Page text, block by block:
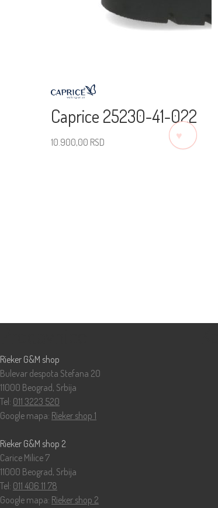
Caprice 25230-41-022
10.900,00 RSD
Rieker G&M shop
Bulevar despota Stefana 20
11000 Beograd, Srbija
Tel: 011 3223 520
Google mapa: Rieker shop 1
Rieker G&M shop 2
Carice Milice 7
11000 Beograd, Srbija
Tel: 011 406 11 78
Google mapa: Rieker shop 2